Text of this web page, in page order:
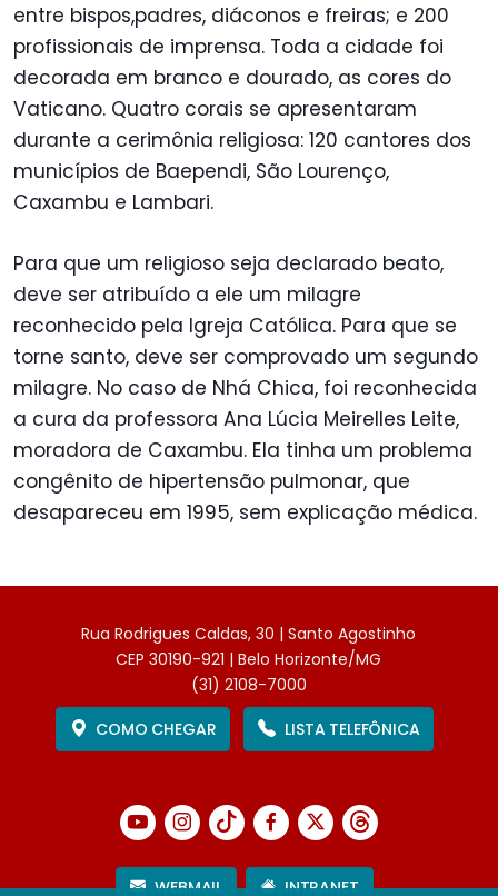
entre bispos,padres, diáconos e freiras; e 200
profissionais de imprensa. Toda a cidade foi
decorada em branco e dourado, as cores do
Vaticano. Quatro corais se apresentaram
durante a cerimônia religiosa: 120 cantores dos
municípios de Baependi, São Lourenço,
Caxambu e Lambari.
Para que um religioso seja declarado beato,
deve ser atribuído a ele um milagre
reconhecido pela Igreja Católica. Para que se
torne santo, deve ser comprovado um segundo
milagre. No caso de Nhá Chica, foi reconhecida
a cura da professora Ana Lúcia Meirelles Leite,
moradora de Caxambu. Ela tinha um problema
congênito de hipertensão pulmonar, que
desapareceu em 1995, sem explicação médica.
Rua Rodrigues Caldas, 30 | Santo Agostinho
CEP 30190-921 | Belo Horizonte/MG
(31) 2108-7000
COMO CHEGAR
LISTA TELEFÔNICA
WEBMAIL INTRANET